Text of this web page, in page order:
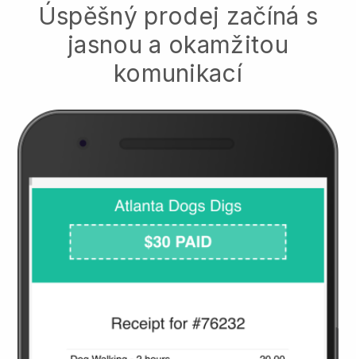
Úspěšný prodej začíná s
jasnou a okamžitou
komunikací